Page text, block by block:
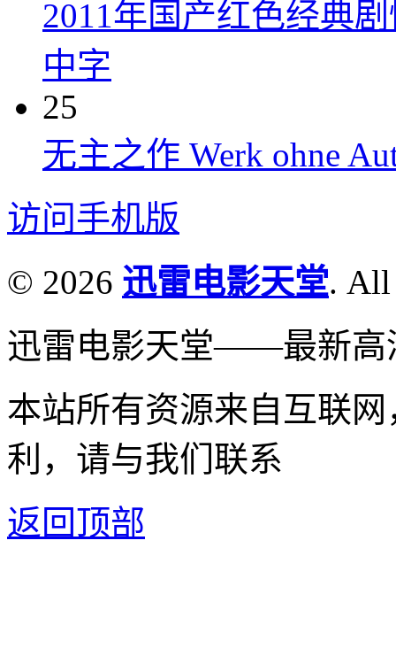
2011年国产红色经典
中字
25
无主之作 Werk ohne
访问手机版
© 2026 迅雷电影天堂. All
迅雷电影天堂——最新高
本站所有资源来自互联
利，请与我们联系
返回顶部